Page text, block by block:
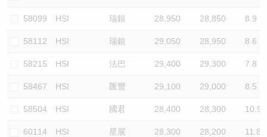
58099 HSI 瑞銀 28,950 28,850 8.9
58112 HSI 瑞銀 29,050 28,950 8.6
58215 HSI 法巴 29,400 29,300 7.8
58467 HSI 匯豐 29,100 29,000 8.5
58504 HSI 國君 28,400 28,300 10.9
60114 HSI 星展 28,300 28,200 11.8